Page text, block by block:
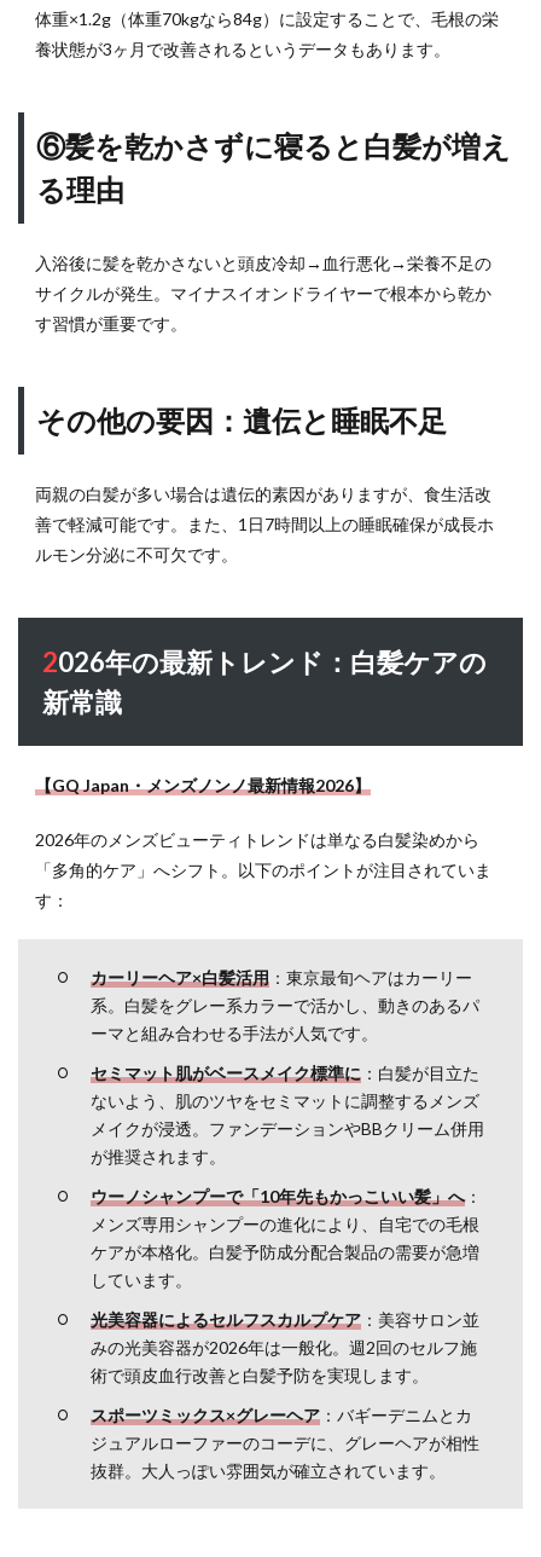
影響
2.6
ずに
寝る
と白
る理
由
2.7
要
因：
と睡
眠不
足
最新
トレ
ン
ド：
白髪
の新
対処
る
択肢
4.1
白髪
染め
をす
るな
容室
と自
宅ど
ちら
が正
解？
4.2
ロマ
体重×1.2g（体重70kgなら84g）に設定することで、毛根の栄
養状態が3ヶ月で改善されるというデータもあります。
⑥髪を乾かさずに寝ると白髪が増え
る理由
入浴後に髪を乾かさないと頭皮冷却→血行悪化→栄養不足の
サイクルが発生。マイナスイオンドライヤーで根本から乾か
す習慣が重要です。
その他の要因：遺伝と睡眠不足
両親の白髪が多い場合は遺伝的素因がありますが、食生活改
善で軽減可能です。また、1日7時間以上の睡眠確保が成長ホ
ルモン分泌に不可欠です。
2026年の最新トレンド：白髪ケアの
新常識
【GQ Japan・メンズノンノ最新情報2026】
2026年のメンズビューティトレンドは単なる白髪染めから
「多角的ケア」へシフト。以下のポイントが注目されていま
す：
カーリーヘア×白髪活用 ：東京最旬ヘアはカーリー
系。白髪をグレー系カラーで活かし、動きのあるパ
ーマと組み合わせる手法が人気です。
セミマット肌がベースメイク標準に ：白髪が目立た
ないよう、肌のツヤをセミマットに調整するメンズ
メイクが浸透。ファンデーションやBBクリーム併用
が推奨されます。
ウーノシャンプーで「10年先もかっこいい髪」へ：
メンズ専用シャンプーの進化により、自宅での毛根
ケアが本格化。白髪予防成分配合製品の需要が急増
しています。
光美容器によるセルフスカルプケア ：美容サロン並
みの光美容器が2026年は一般化。週2回のセルフ施
術で頭皮血行改善と白髪予防を実現します。
スポーツミックス×グレーヘア ：バギーデニムとカ
ジュアルローファーのコーデに、グレーヘアが相性
抜群。大人っぽい雰囲気が確立されています。